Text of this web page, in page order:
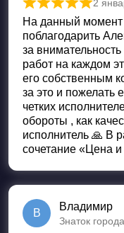
Оценка из
2
На данный момент
поблагодарить
за
работ на каждом
его собственным
за это и пожелать
четких
обороты , как
исполнитель 🙏 В
сочетание «Цена
В
Владимир
Знаток